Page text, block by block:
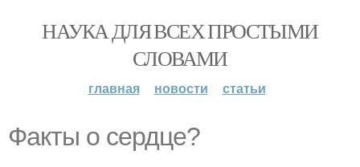
НАУКА ДЛЯ ВСЕХ ПРОСТЫМИ
СЛОВАМИ
главная новости статьи
Факты о сердце?